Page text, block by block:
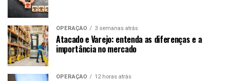
OPERAÇÃO 3 semanas atrás
Atacado e Varejo: entenda as diferenças e a
importância no mercado
OPERAÇÃO 12 horas atrás